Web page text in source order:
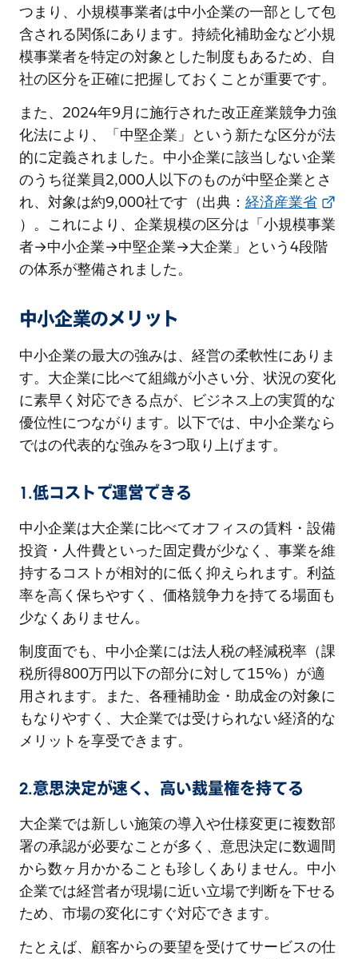
つまり、小規模事業者は中小企業の一部として包
含される関係にあります。持続化補助金など小規
模事業者を特定の対象とした制度もあるため、自
社の区分を正確に把握しておくことが重要です。
また、2024年9月に施行された改正産業競争力強
化法により、「中堅企業」という新たな区分が法
的に定義されました。中小企業に該当しない企業
のうち従業員2,000人以下のものが中堅企業とさ
れ、対象は約9,000社です（出典： 経済産業省
）。これにより、企業規模の区分は「小規模事業
者→中小企業→中堅企業→大企業」という4段階
の体系が整備されました。
中小企業のメリット
中小企業の最大の強みは、経営の柔軟性にありま
す。大企業に比べて組織が小さい分、状況の変化
に素早く対応できる点が、ビジネス上の実質的な
優位性につながります。以下では、中小企業なら
ではの代表的な強みを3つ取り上げます。
1.低コストで運営できる
中小企業は大企業に比べてオフィスの賃料・設備
投資・人件費といった固定費が少なく、事業を維
持するコストが相対的に低く抑えられます。利益
率を高く保ちやすく、価格競争力を持てる場面も
少なくありません。
制度面でも、中小企業には法人税の軽減税率（課
税所得800万円以下の部分に対して15%）が適
用されます。また、各種補助金・助成金の対象に
もなりやすく、大企業では受けられない経済的な
メリットを享受できます。
2.意思決定が速く、高い裁量権を持てる
大企業では新しい施策の導入や仕様変更に複数部
署の承認が必要なことが多く、意思決定に数週間
から数ヶ月かかることも珍しくありません。中小
企業では経営者が現場に近い立場で判断を下せる
ため、市場の変化にすぐ対応できます。
たとえば、顧客からの要望を受けてサービスの仕